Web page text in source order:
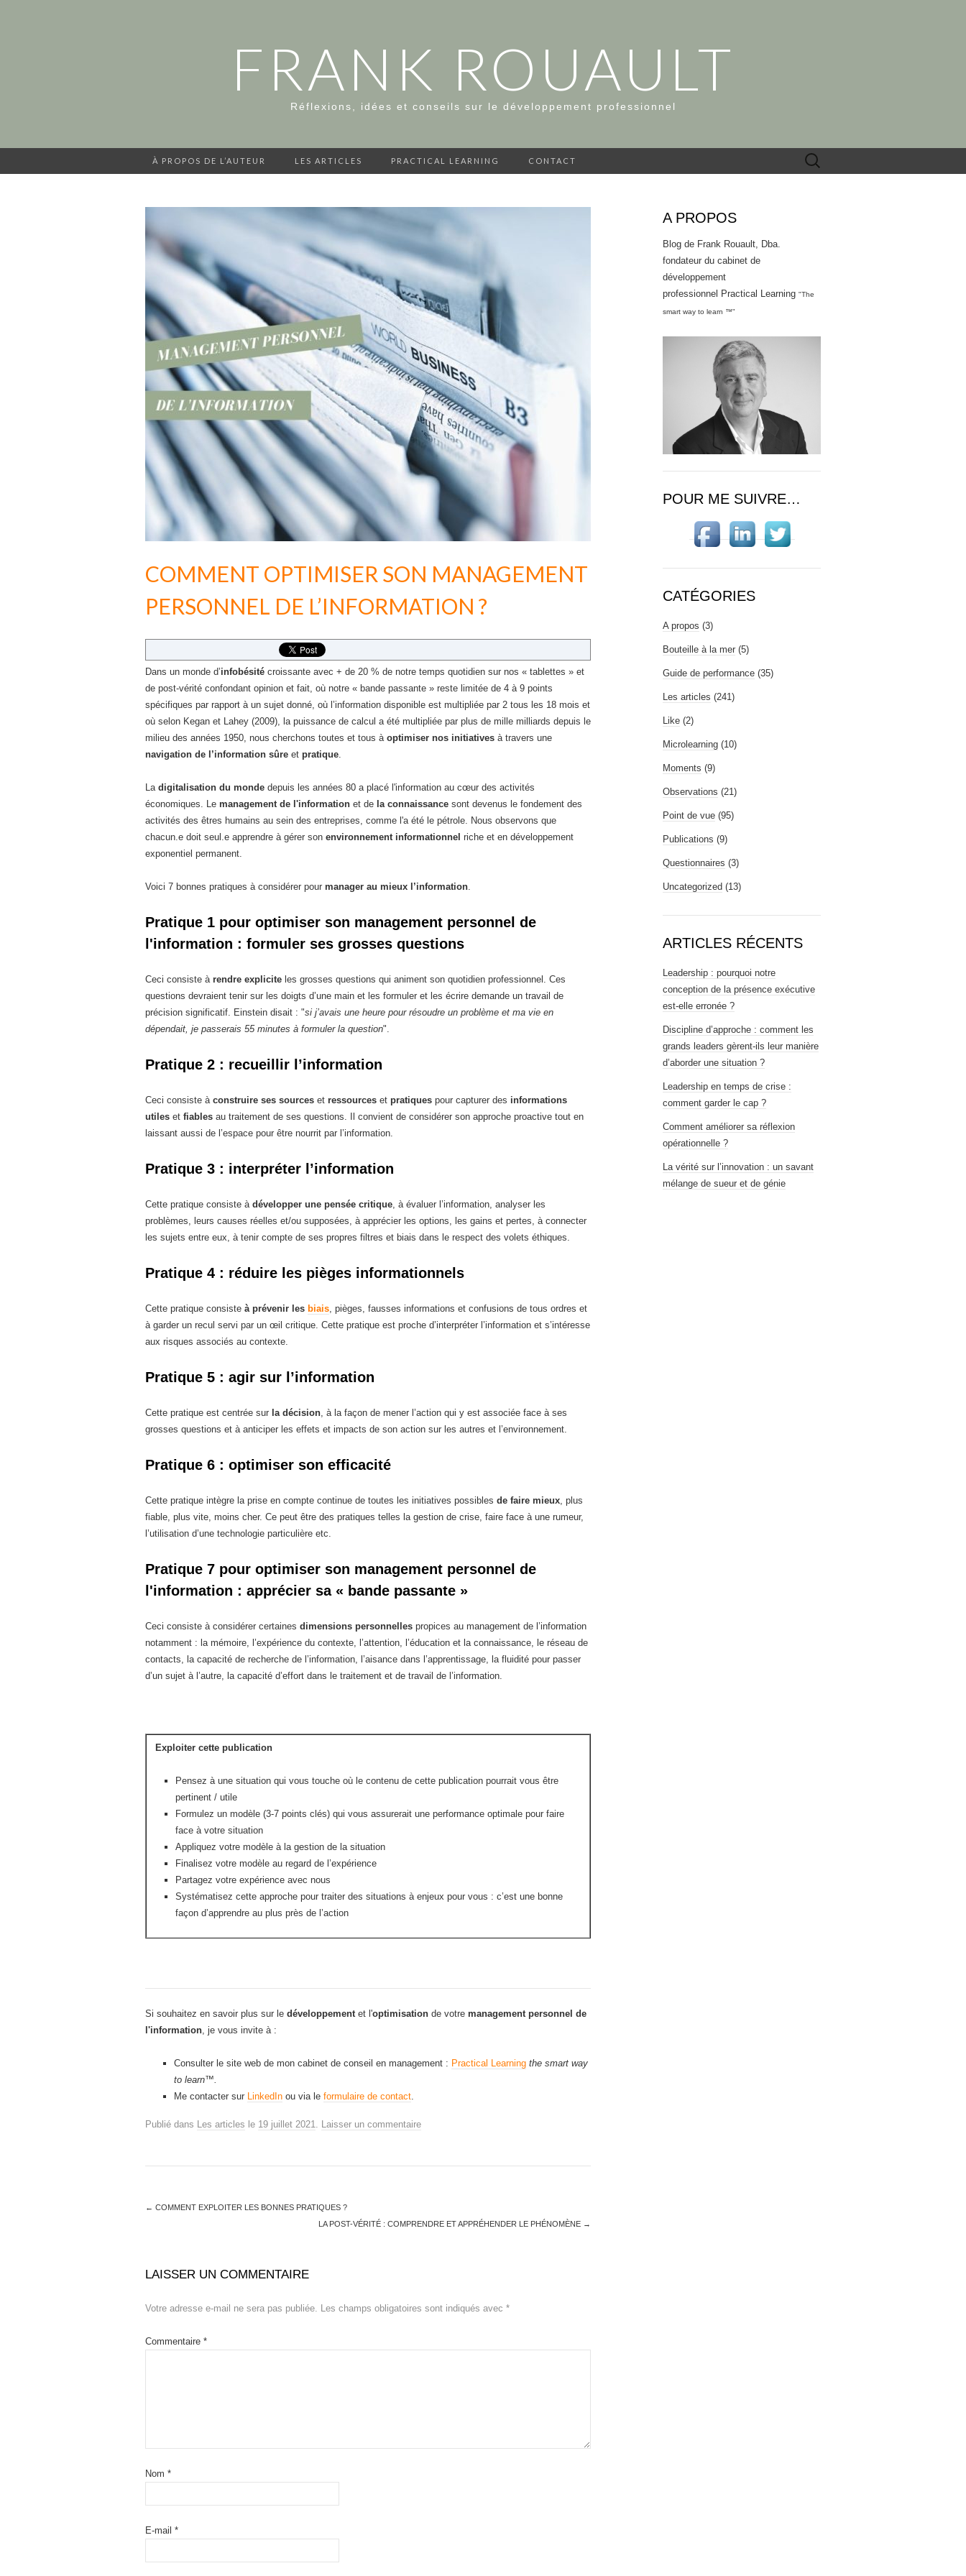
FRANK ROUAULT
Réflexions, idées et conseils sur le développement professionnel
À PROPOS DE L’AUTEUR LES ARTICLES PRACTICAL LEARNING CONTACT Rechercher :
COMMENT OPTIMISER SON MANAGEMENT
PERSONNEL DE L’INFORMATION ?
Dans un monde d’infobésité croissante avec + de 20 % de notre temps quotidien sur nos « tablettes » et
de post-vérité confondant opinion et fait, où notre « bande passante » reste limitée de 4 à 9 points
spécifiques par rapport à un sujet donné, où l’information disponible est multipliée par 2 tous les 18 mois et
où selon Kegan et Lahey (2009), la puissance de calcul a été multipliée par plus de mille milliards depuis le
milieu des années 1950, nous cherchons toutes et tous à optimiser nos initiatives à travers une
navigation de l’information sûre et pratique.
La digitalisation du monde depuis les années 80 a placé l'information au cœur des activités
économiques. Le management de l'information et de la connaissance sont devenus le fondement des
activités des êtres humains au sein des entreprises, comme l'a été le pétrole. Nous observons que
chacun.e doit seul.e apprendre à gérer son environnement informationnel riche et en développement
exponentiel permanent.
Voici 7 bonnes pratiques à considérer pour manager au mieux l’information.
Pratique 1 pour optimiser son management personnel de
l'information : formuler ses grosses questions
Ceci consiste à rendre explicite les grosses questions qui animent son quotidien professionnel. Ces
questions devraient tenir sur les doigts d’une main et les formuler et les écrire demande un travail de
précision significatif. Einstein disait : "si j’avais une heure pour résoudre un problème et ma vie en
dépendait, je passerais 55 minutes à formuler la question".
Pratique 2 : recueillir l’information
Ceci consiste à construire ses sources et ressources et pratiques pour capturer des informations
utiles et fiables au traitement de ses questions. Il convient de considérer son approche proactive tout en
laissant aussi de l’espace pour être nourrit par l’information.
Pratique 3 : interpréter l’information
Cette pratique consiste à développer une pensée critique, à évaluer l’information, analyser les
problèmes, leurs causes réelles et/ou supposées, à apprécier les options, les gains et pertes, à connecter
les sujets entre eux, à tenir compte de ses propres filtres et biais dans le respect des volets éthiques.
Pratique 4 : réduire les pièges informationnels
Cette pratique consiste à prévenir les biais, pièges, fausses informations et confusions de tous ordres et
à garder un recul servi par un œil critique. Cette pratique est proche d’interpréter l’information et s’intéresse
aux risques associés au contexte.
Pratique 5 : agir sur l’information
Cette pratique est centrée sur la décision, à la façon de mener l’action qui y est associée face à ses
grosses questions et à anticiper les effets et impacts de son action sur les autres et l’environnement.
Pratique 6 : optimiser son efficacité
Cette pratique intègre la prise en compte continue de toutes les initiatives possibles de faire mieux, plus
fiable, plus vite, moins cher. Ce peut être des pratiques telles la gestion de crise, faire face à une rumeur,
l’utilisation d’une technologie particulière etc.
Pratique 7 pour optimiser son management personnel de
l'information : apprécier sa « bande passante »
Ceci consiste à considérer certaines dimensions personnelles propices au management de l’information
notamment : la mémoire, l’expérience du contexte, l’attention, l’éducation et la connaissance, le réseau de
contacts, la capacité de recherche de l’information, l’aisance dans l’apprentissage, la fluidité pour passer
d’un sujet à l’autre, la capacité d’effort dans le traitement et de travail de l’information.
Exploiter cette publication
Pensez à une situation qui vous touche où le contenu de cette publication pourrait vous être
pertinent / utile
Formulez un modèle (3-7 points clés) qui vous assurerait une performance optimale pour faire
face à votre situation
Appliquez votre modèle à la gestion de la situation
Finalisez votre modèle au regard de l’expérience
Partagez votre expérience avec nous
Systématisez cette approche pour traiter des situations à enjeux pour vous : c’est une bonne
façon d’apprendre au plus près de l’action
Si souhaitez en savoir plus sur le développementet l'optimisation de votre management personnel de
l'information, je vous invite à :
Consulter le site web de mon cabinet de conseil en management : Practical Learning the smart way
to learn™.
Me contacter sur LinkedIn ou via le formulaire de contact.
Publié dans Les articles le 19 juillet 2021. Laisser un commentaire
← COMMENT EXPLOITER LES BONNES PRATIQUES ?
LA POST-VÉRITÉ : COMPRENDRE ET APPRÉHENDER LE PHÉNOMÈNE →
LAISSER UN COMMENTAIRE
Votre adresse e-mail ne sera pas publiée. Les champs obligatoires sont indiqués avec *
Commentaire *
Nom *
E-mail *
A PROPOS
Blog de Frank Rouault, Dba.
fondateur du cabinet de
développement
professionnel Practical Learning "The
smart way to learn ™"
POUR ME SUIVRE…
CATÉGORIES
A propos (3)
Bouteille à la mer (5)
Guide de performance (35)
Les articles (241)
Like (2)
Microlearning (10)
Moments (9)
Observations (21)
Point de vue (95)
Publications (9)
Questionnaires (3)
Uncategorized (13)
ARTICLES RÉCENTS
Leadership : pourquoi notre
conception de la présence exécutive
est-elle erronée ?
Discipline d’approche : comment les
grands leaders gèrent-ils leur manière
d’aborder une situation ?
Leadership en temps de crise :
comment garder le cap ?
Comment améliorer sa réflexion
opérationnelle ?
La vérité sur l’innovation : un savant
mélange de sueur et de génie